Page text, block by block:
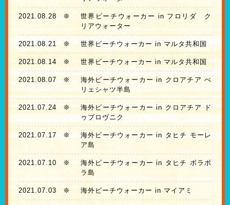
2021.08.28 ❊
世界ビーチウォーカー in フロリダ ク
リアウォーター
2021.08.21 ❊ 世界ビーチウォーカー in マルタ共和国
2021.08.14❊ 世界ビーチウォーカー in マルタ共和国
2021.08.07❊
海外ビーチウォーカー in クロアチア ぺ
リェシャツ半島
2021.07.24 ❊
海外ビーチウォーカー in クロアチア ド
ゥブロヴニク
2021.07.17 ❊
海外ビーチウォーカー in タヒチ モーレ
ア島
2021.07.10 ❊
海外ビーチウォーカー in タヒチ ボラボ
ラ島
2021.07.03 ❊ 海外ビーチウォーカー in マイアミ